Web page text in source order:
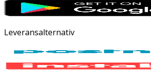
Leveransalternativ